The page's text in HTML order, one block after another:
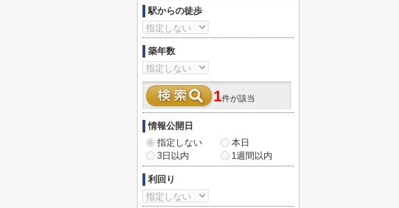
駅からの徒歩
築年数
1件が該当
情報公開日
指定しない
本日
3日以内
1週間以内
利回り